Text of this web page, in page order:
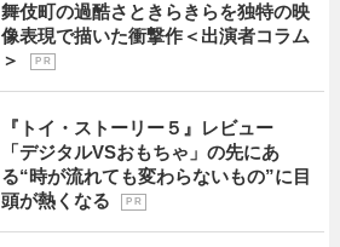
舞伎町の過酷さときらきらを独特の映
像表現で描いた衝撃作＜出演者コラム
＞
P R
『トイ・ストーリー５』レビュー
「デジタルVSおもちゃ」の先にあ
る“時が流れても変わらないもの”に目
頭が熱くなる
P R